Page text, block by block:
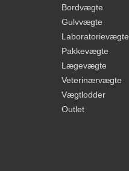
Bordvægte
Gulvvægte
Laboratorievægte
Pakkevægte
Lægevægte
Veterinærvægte
Vægtlodder
Outlet